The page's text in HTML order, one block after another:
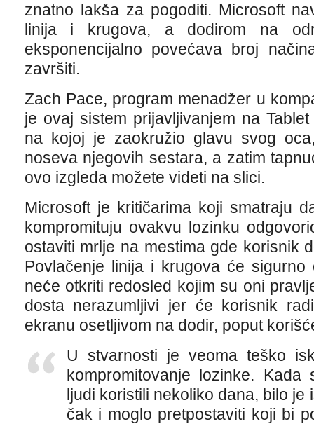
znatno lakša za pogoditi. Microsoft
linija i krugova, a dodirom na
eksponencijalno povećava broj
završiti.
Zach Pace, program menadžer u
je ovaj sistem prijavljivanjem na
na kojoj je zaokružio glavu svog
noseva njegovih sestara, a zatim
ovo izgleda možete videti na slici.
Microsoft je kritičarima koji smatraju
kompromituju ovakvu lozinku
ostaviti mrlje na mestima gde korisnik
Povlačenje linija i krugova će
neće otkriti redosled kojim su oni
dosta nerazumljivi jer će korisnik
ekranu osetljivom na dodir, poput
U stvarnosti je veoma teško
kompromitovanje lozinke.
ljudi koristili nekoliko dana, bilo
čak i moglo pretpostaviti koji bi